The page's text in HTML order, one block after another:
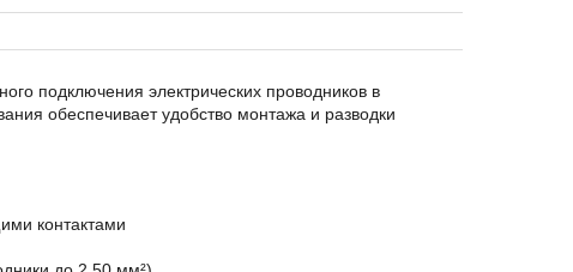
подключения электрических проводников в
обеспечивает удобство монтажа и разводки
контактами